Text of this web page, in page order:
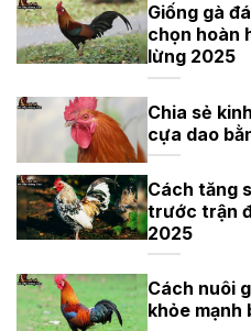
Giống gà
chọn hoàn
lừng 2025
Chia sẻ
cựa dao
Cách tăng
trước trận
2025
Cách nuôi
khỏe mạnh